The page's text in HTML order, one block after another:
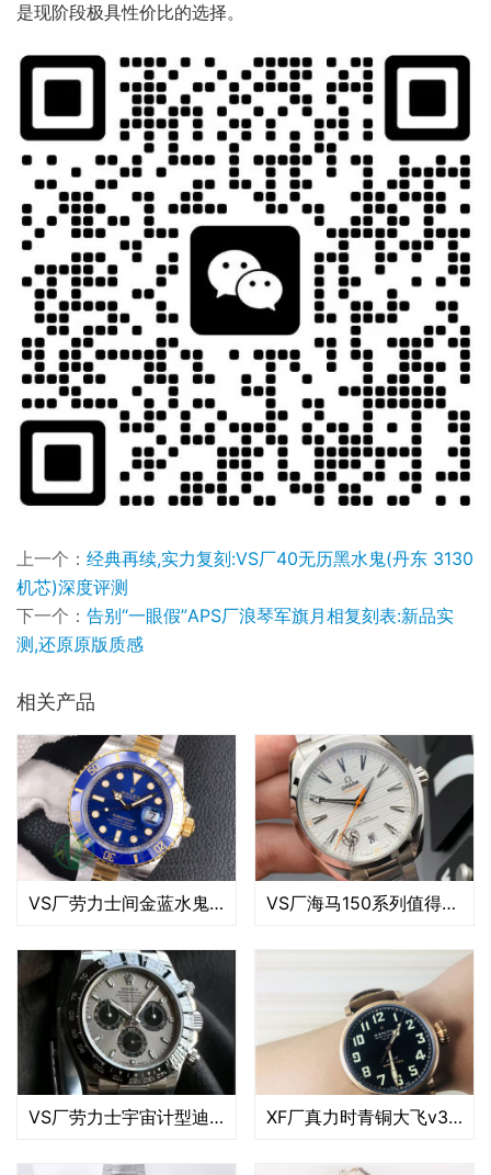
是现阶段极具性价比的选择。
上一个： 经典再续,实力复刻:VS厂40无历黑水鬼(丹东 3130
机芯)深度评测​
下一个： 告别“一眼假”APS厂浪琴军旗月相复刻表:新品实
测,还原原版质感
相关产品
VS厂劳力士间金蓝水鬼做工评测（VS厂间金水鬼有破绽吗） VS厂海马150系列值得入手吗（vs厂海马150有破绽吗）
VS厂劳力士宇宙计型迪通拿系列m126519In – 0006复刻腕表细节评测 XF厂真力时青铜大飞v3版评测(xf厂真力时青铜大飞一眼假吗）